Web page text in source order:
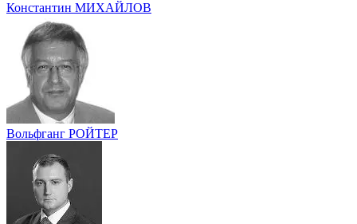
Константин МИХАЙЛОВ
Вольфганг РОЙТЕР